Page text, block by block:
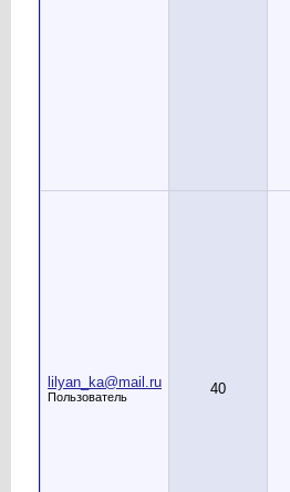
lilyan_ka@mail.ru
Пользователь 40